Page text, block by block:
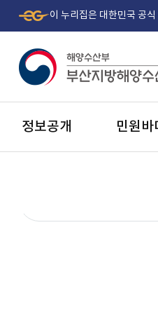
이 누리집은 대한민국 공
정보공개 민원바